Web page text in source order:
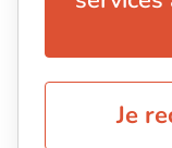
Je